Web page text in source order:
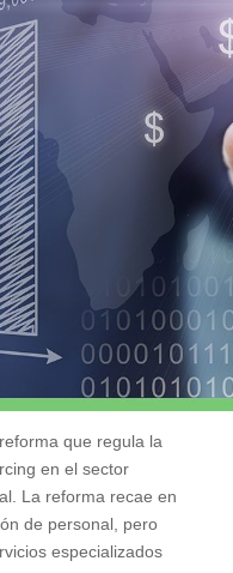
que regula la
en el sector
La reforma recae en
de personal, pero
especializados